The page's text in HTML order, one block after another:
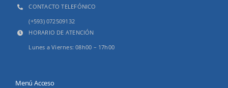
CONTACTO TELEFÓNICO
(+593) 072509132
HORARIO DE ATENCIÓN
Lunes a Viernes: 08h00 – 17h00
Menú Acceso